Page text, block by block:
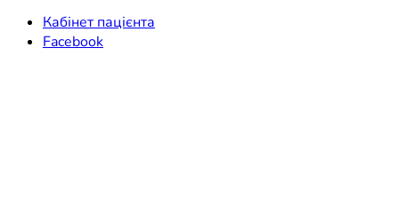
Кабінет пацієнта
Facebook